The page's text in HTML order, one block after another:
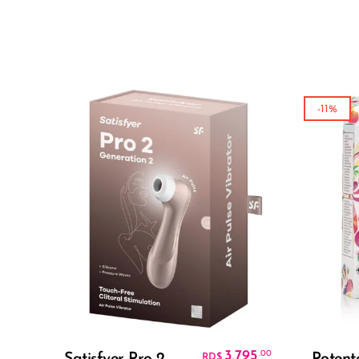
Añadir Al Carrito .00
-11%